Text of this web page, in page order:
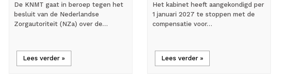
De KNMT gaat in beroep tegen het
besluit van de Nederlandse
Zorgautoriteit (NZa) over de…
Lees verder »
Het kabinet heeft aangekondigd per
1 januari 2027 te stoppen met de
compensatie voor…
Lees verder »